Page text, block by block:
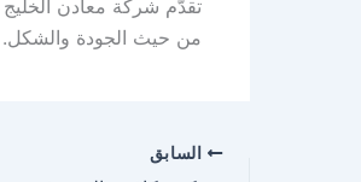
تقدّم شركة معادن
من حيث الجودة
السابق